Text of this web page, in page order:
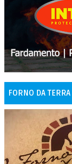
FORNO DA TERRA